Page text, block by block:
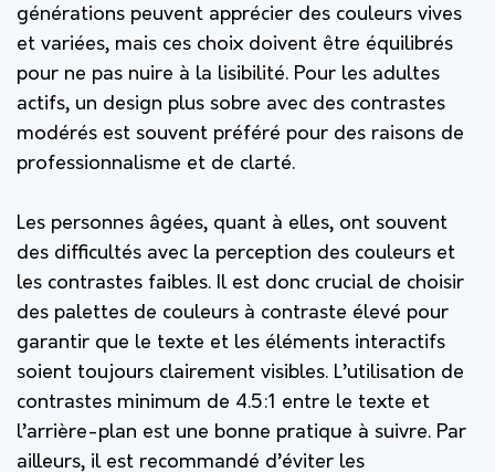
générations peuvent apprécier des couleurs vives
et variées, mais ces choix doivent être équilibrés
pour ne pas nuire à la lisibilité. Pour les adultes
actifs, un design plus sobre avec des contrastes
modérés est souvent préféré pour des raisons de
professionnalisme et de clarté.
Les personnes âgées, quant à elles, ont souvent
des difficultés avec la perception des couleurs et
les contrastes faibles. Il est donc crucial de choisir
des palettes de couleurs à contraste élevé pour
garantir que le texte et les éléments interactifs
soient toujours clairement visibles. L’utilisation de
contrastes minimum de 4.5:1 entre le texte et
l’arrière-plan est une bonne pratique à suivre. Par
ailleurs, il est recommandé d’éviter les